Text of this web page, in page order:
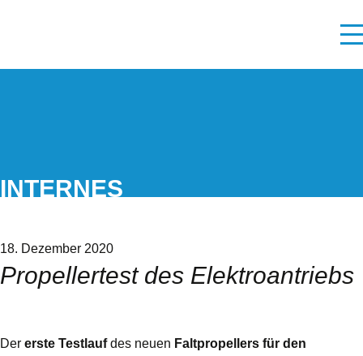
INTERNES
18. Dezember 2020
Propellertest des Elektroantriebs
Der erste Testlaufdes neuen Faltpropellers für den